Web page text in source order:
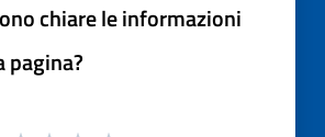
chiare le informazioni
pagina?